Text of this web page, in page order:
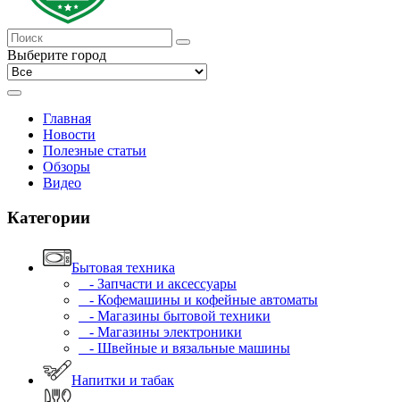
Выберите город
Главная
Новости
Полезные статьи
Обзоры
Видео
Категории
Бытовая техника
- Запчасти и аксессуары
- Кофемашины и кофейные автоматы
- Магазины бытовой техники
- Магазины электроники
- Швейные и вязальные машины
Напитки и табак